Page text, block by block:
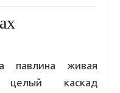
павлина живая
целый каскад